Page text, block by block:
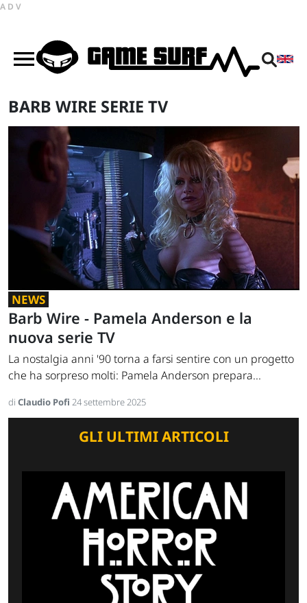
ADV
BARB WIRE SERIE TV
NEWS
Barb Wire - Pamela Anderson e la
nuova serie TV
La nostalgia anni '90 torna a farsi sentire con un progetto
che ha sorpreso molti: Pamela Anderson prepara...
di Claudio Pofi 24 settembre 2025
GLI ULTIMI ARTICOLI